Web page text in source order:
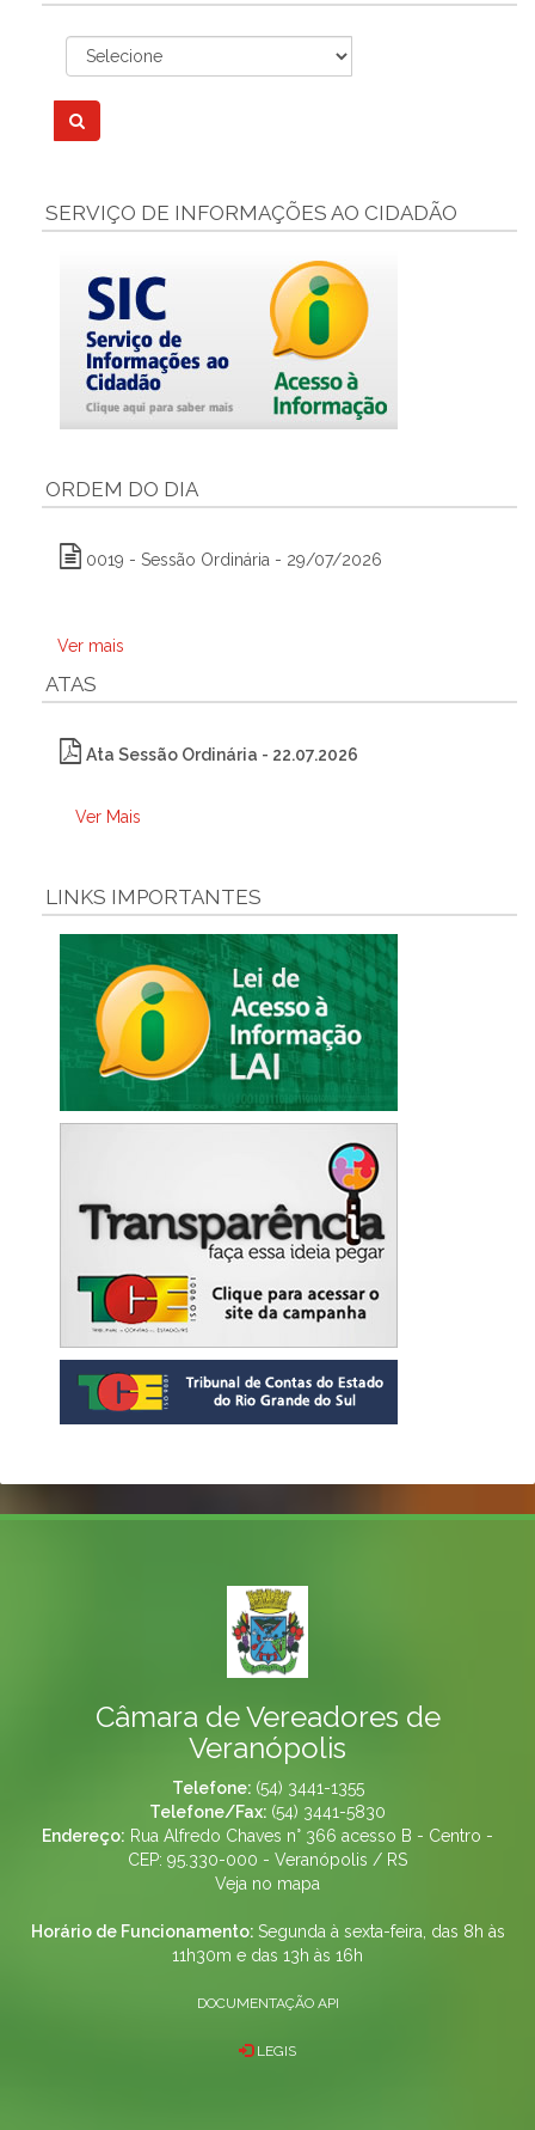
SERVIÇO DE INFORMAÇÕES AO CIDADÃO
ORDEM DO DIA
0019 - Sessão Ordinária - 29/07/2026
Ver mais
ATAS
Ata Sessão Ordinária - 22.07.2026
Ver Mais
LINKS IMPORTANTES
Câmara de Vereadores de
Veranópolis
Telefone: (54) 3441-1355
Telefone/Fax: (54) 3441-5830
Endereço: Rua Alfredo Chaves n° 366 acesso B - Centro -
CEP: 95.330-000 - Veranópolis / RS
Veja no mapa
Horário de Funcionamento: Segunda à sexta-feira, das 8h às
11h30m e das 13h às 16h
DOCUMENTAÇÃO API
LEGIS